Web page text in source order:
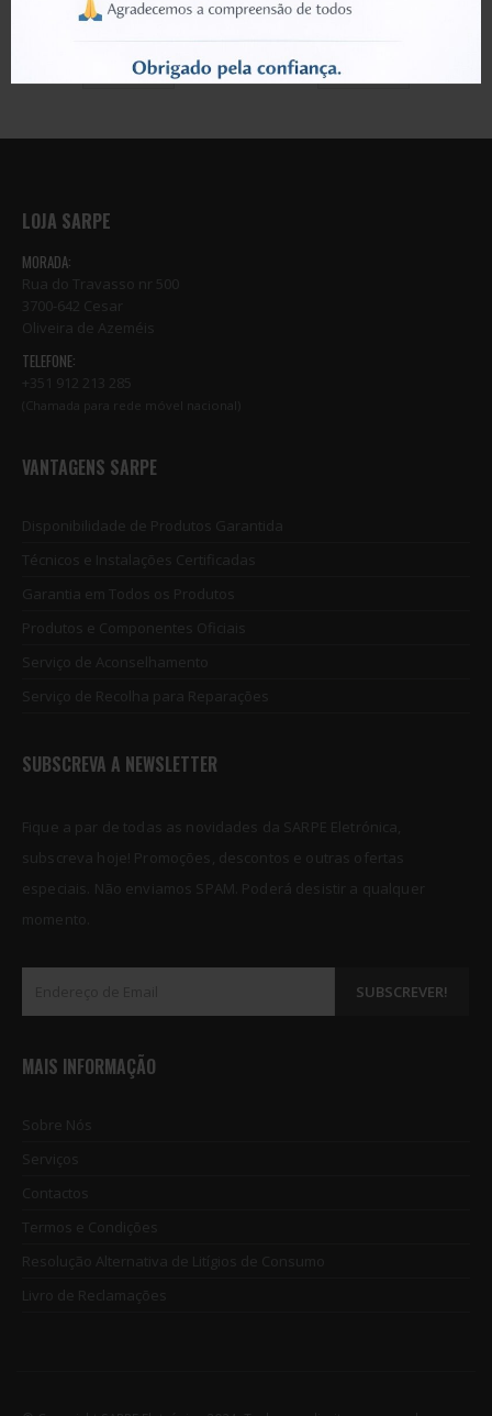
0 out of 5
€16.67
LER MAIS
0out of 5
€
LOJA SARPE
MORADA:
Rua do Travasso nr 500
3700-642 Cesar
Oliveira de Azeméis
TELEFONE:
+351 912 213 285
(Chamada para rede móvel nacional)
VANTAGENS SARPE
Disponibilidade de Produtos Garantida
Técnicos e Instalações Certificadas
Garantia em Todos os Produtos
Produtos e Componentes Oficiais
Serviço de Aconselhamento
Serviço de Recolha para Reparações
SUBSCREVA A NEWSLETTER
Fique a par de todas as novidades da SARPE Eletrónica,
subscreva hoje! Promoções, descontos e outras ofertas
especiais. Não enviamos SPAM. Poderá desistir a qualquer
momento.
MAIS INFORMAÇÃO
Sobre Nós
Serviços
Contactos
Termos e Condições
Resolução Alternativa de Litígios de Consumo
Livro de Reclamações